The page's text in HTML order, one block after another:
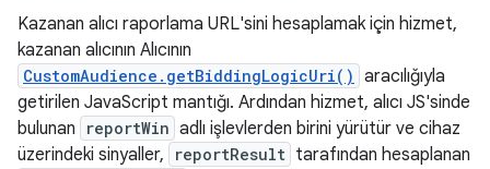
Kazanan alıcı raporlama URL'sini hesaplamak için hizmet,
kazanan alıcının Alıcının
CustomAudience.getBiddingLogicUri() aracılığıyla
getirilen JavaScript mantığı. Ardından hizmet, alıcı JS'sinde
bulunan
reportWin adlı işlevlerden birini yürütür ve cihaz
üzerindeki sinyaller,
reportResult tarafından hesaplanan